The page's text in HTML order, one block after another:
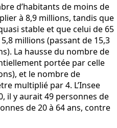
d’habitants de moins de
à 8,9 millions, tandis que
stable et que celui de 65
millions (passant de 15,3
La hausse du nombre de
portée par celle
et le nombre de
multiplié par 4. L’Insee
il y aurait 49 personnes de
de 20 à 64 ans, contre